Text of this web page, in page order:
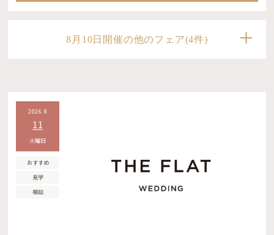
8月10日開催の他のフェア(4件)
2026.8
11
火曜日
おすすめ
見学
相談